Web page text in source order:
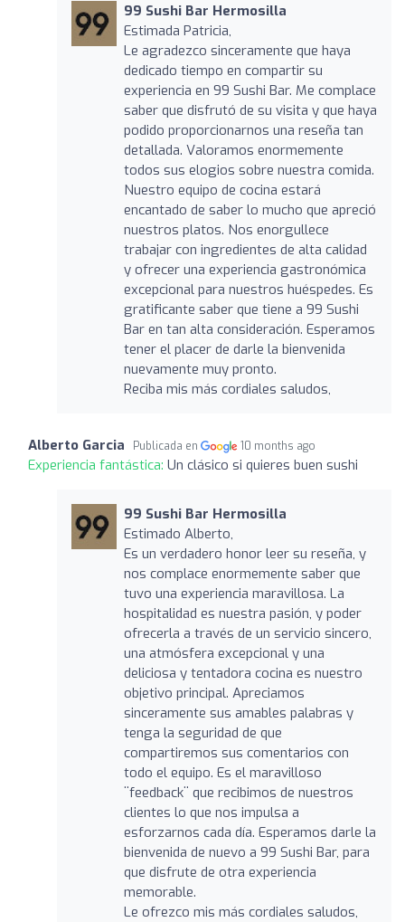
99 Sushi Bar Hermosilla
Estimada Patricia,
Le agradezco sinceramente que haya
dedicado tiempo en compartir su
experiencia en 99 Sushi Bar. Me complace
saber que disfrutó de su visita y que haya
podido proporcionarnos una reseña tan
detallada. Valoramos enormemente
todos sus elogios sobre nuestra comida.
Nuestro equipo de cocina estará
encantado de saber lo mucho que apreció
nuestros platos. Nos enorgullece
trabajar con ingredientes de alta calidad
y ofrecer una experiencia gastronómica
excepcional para nuestros huéspedes. Es
gratificante saber que tiene a 99 Sushi
Bar en tan alta consideración. Esperamos
tener el placer de darle la bienvenida
nuevamente muy pronto.
Reciba mis más cordiales saludos,
Alberto Garcia Publicada en 10 months ago
Experiencia fantástica: Un clásico si quieres buen sushi
99 Sushi Bar Hermosilla
Estimado Alberto,
Es un verdadero honor leer su reseña, y
nos complace enormemente saber que
tuvo una experiencia maravillosa. La
hospitalidad es nuestra pasión, y poder
ofrecerla a través de un servicio sincero,
una atmósfera excepcional y una
deliciosa y tentadora cocina es nuestro
objetivo principal. Apreciamos
sinceramente sus amables palabras y
tenga la seguridad de que
compartiremos sus comentarios con
todo el equipo. Es el maravilloso
¨feedback¨ que recibimos de nuestros
clientes lo que nos impulsa a
esforzarnos cada día. Esperamos darle la
bienvenida de nuevo a 99 Sushi Bar, para
que disfrute de otra experiencia
memorable.
Le ofrezco mis más cordiales saludos,